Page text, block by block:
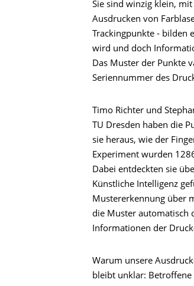
Sie sind winzig klein,
Ausdrucken von
Trackingpunkte - bilden
wird und doch
Das Muster der Punkte
Seriennummer des
Timo Richter und
TU Dresden haben die
sie heraus, wie der
Experiment wurden
Dabei entdeckten sie
Künstliche Intelligenz
Mustererkennung über
die Muster automatisch
Informationen der
Warum unsere
bleibt unklar: Betroffene